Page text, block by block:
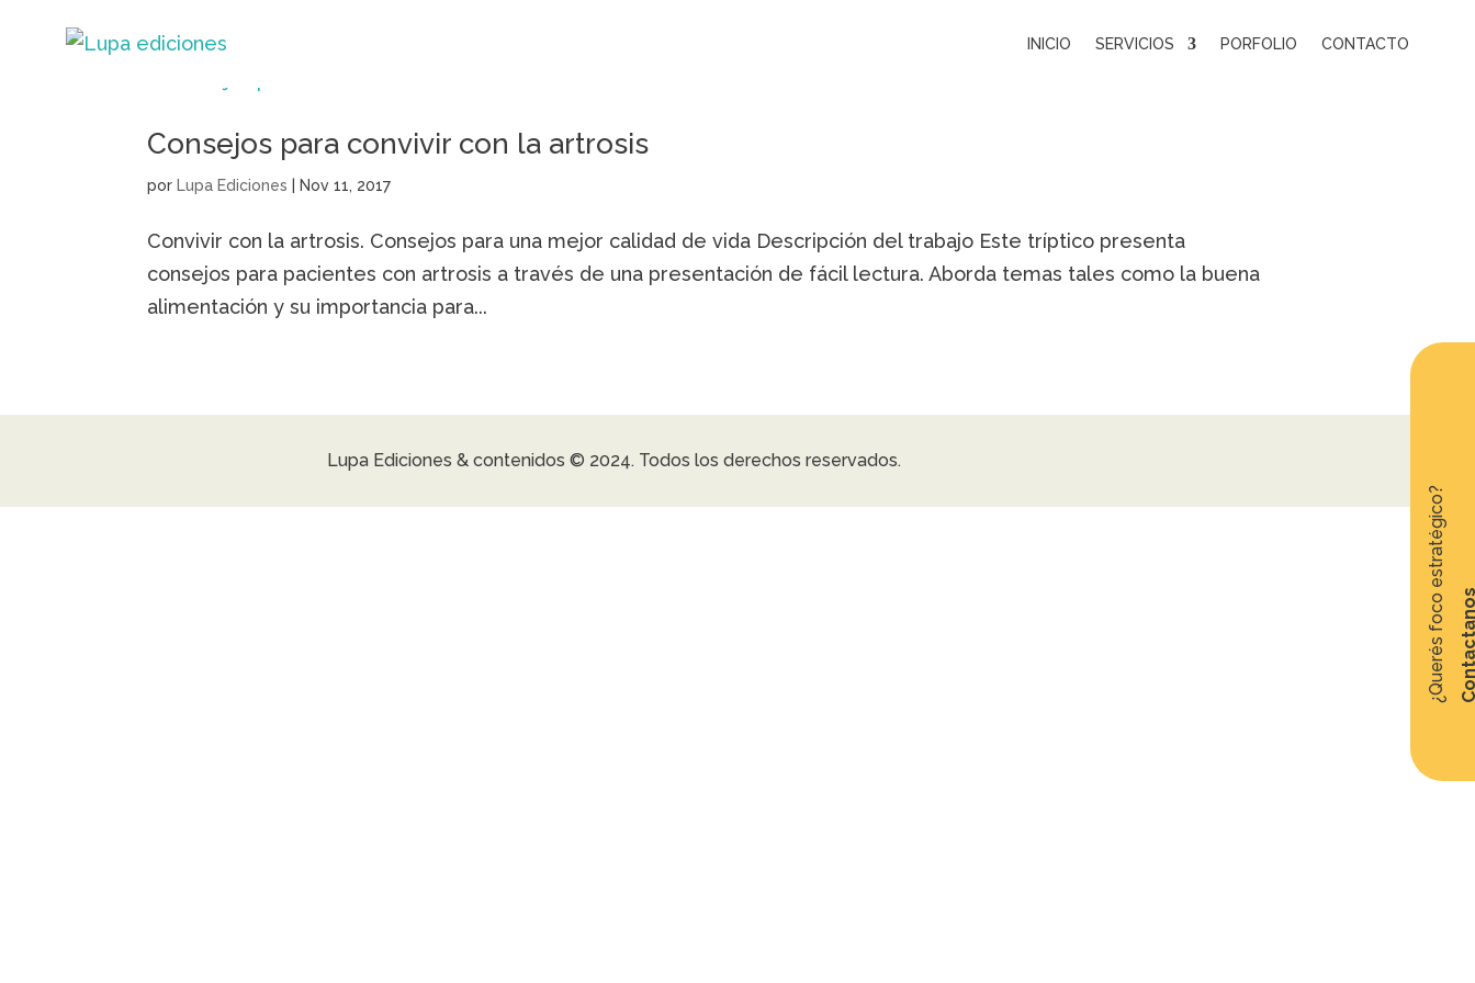
INICIO SERVICIOS PORFOLIO CONTACTO
¿Querés foco estratégico?
Consejos para convivir con la artrosis
por Lupa Ediciones Nov 11, 2017
Convivir con la artrosis. Consejos para una mejor calidad de vida Descripción del trabajo Este tríptico presenta
consejos para pacientes con artrosis a través de una presentación de fácil lectura. Aborda temas tales como la buena
alimentación y su importancia para...
Lupa Ediciones & contenidos © 2024. Todos los derechos reservados.